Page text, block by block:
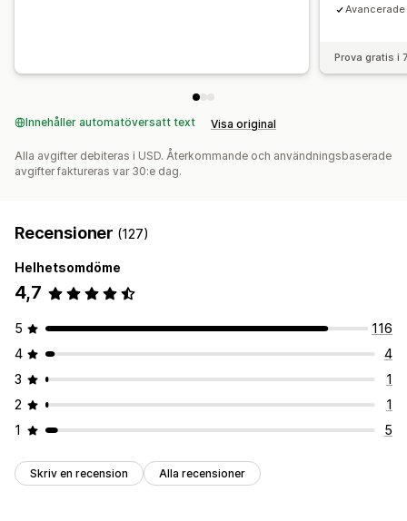
Prova gratis i
Innehåller automatöversatt text Visa original
Alla avgifter debiteras i USD. Återkommande och användningsbaserade
avgifter faktureras var 30:e dag.
Recensioner (127)
Helhetsomdöme
4,7
5
116
4
4
3
1
2
1
1
5
Skriv en recension Alla recensioner